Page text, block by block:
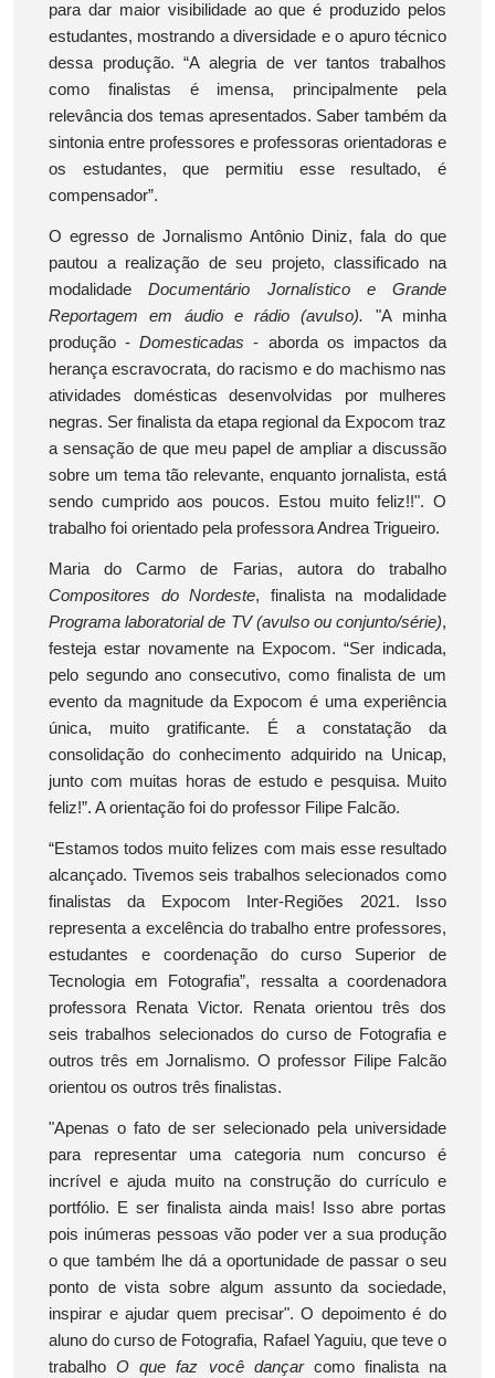
para dar maior visibilidade ao que é produzido pelos
estudantes, mostrando a diversidade e o apuro técnico
dessa produção. “A alegria de ver tantos trabalhos
como finalistas é imensa, principalmente pela
relevância dos temas apresentados. Saber também da
sintonia entre professores e professoras orientadoras e
os estudantes, que permitiu esse resultado, é
compensador”.
O egresso de Jornalismo Antônio Diniz, fala do que
pautou a realização de seu projeto, classificado na
modalidadeDocumentário Jornalístico e Grande
Reportagem em áudio e rádio (avulso). "A minha
produção -Domesticadas - aborda os impactos da
herança escravocrata, do racismo e do machismo nas
atividades domésticas desenvolvidas por mulheres
negras. Ser finalista da etapa regional da Expocom traz
a sensação de que meu papel de ampliar a discussão
sobre um tema tão relevante, enquanto jornalista, está
sendo cumprido aos poucos. Estou muito feliz!!". O
trabalho foi orientado pela professora Andrea Trigueiro.
Maria do Carmo de Farias, autora do trabalho
Compositores do Nordeste, finalista na modalidade
Programa laboratorial de TV (avulso ou conjunto/série),
festeja estar novamente na Expocom. “Ser indicada,
pelo segundo ano consecutivo, como finalista de um
evento da magnitude da Expocom é uma experiência
única, muito gratificante. É a constatação da
consolidação do conhecimento adquirido na Unicap,
junto com muitas horas de estudo e pesquisa. Muito
feliz!”. A orientação foi do professor Filipe Falcão.
“Estamos todos muito felizes com mais esse resultado
alcançado. Tivemos seis trabalhos selecionados como
finalistas da Expocom Inter-Regiões 2021. Isso
representa a excelência do trabalho entre professores,
estudantes e coordenação do curso Superior de
Tecnologia em Fotografia”, ressalta a coordenadora
professora Renata Victor. Renata orientou três dos
seis trabalhos selecionados do curso de Fotografia e
outros três em Jornalismo. O professor Filipe Falcão
orientou os outros três finalistas.
"Apenas o fato de ser selecionado pela universidade
para representar uma categoria num concurso é
incrível e ajuda muito na construção do currículo e
portfólio. E ser finalista ainda mais! Isso abre portas
pois inúmeras pessoas vão poder ver a sua produção
o que também lhe dá a oportunidade de passar o seu
ponto de vista sobre algum assunto da sociedade,
inspirar e ajudar quem precisar". O depoimento é do
aluno do curso de Fotografia, Rafael Yaguiu, que teve o
trabalhoO que faz você dançar como finalista na